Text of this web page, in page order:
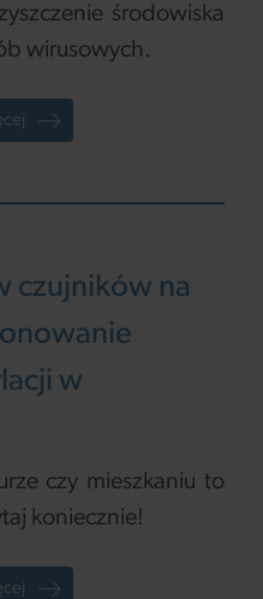
środowiska
wirusowych.
czujników na
w
czy mieszkaniu to
koniecznie!